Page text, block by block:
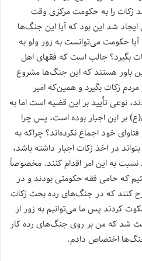
زکات را به حکومت مرکزی وقت
شد این بود که آیا این جنگ‌ها
حکومت می‌توانست به زور ولو به
بگیرد؟ جالب است که فقهای اهل
باور هستند که این جنگ‌ها مشروع
زکات بگیرد و همین‌که امیر
نوعی تأیید بر این قضیه است اما به
بر این اجبار بوده است، پس چرا
خود اجماع نکرده‌اند؟ چراکه به
در اخذ زکات اجبار داشته باشد،
نسبت به این امر اقدام کنند. مخصوصاً
که حامی فقه حکومتی بودند و در
کنند که در جنگ‌های رده بحث زکات
کردند پس ما می‌توانیم به زور از
شد که من بر روی جنگ‌های رده کار
اختصاص دادم.